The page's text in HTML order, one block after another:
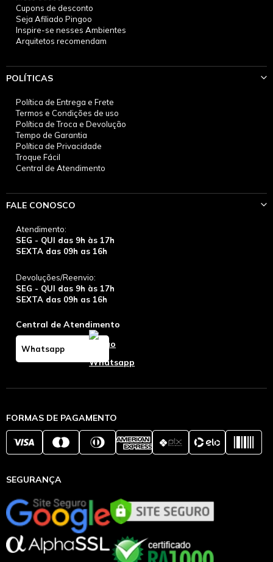
Cupons de desconto
Seja Afiliado Pingoo
Inspire-se nesses Ambientes
Arquitetos recomendam
POLÍTICAS
Política de Entrega e Frete
Termos e Condições de uso
Política de Troca e Devolução
Tempo de Garantia
Política de Privacidade
Troque Fácil
Central de Atendimento
FALE CONOSCO
Atendimento:
SEG - QUI das 9h às 17h
SEXTA das 09h as 16h
Devoluções/Reenvio:
SEG - QUI das 9h às 17h
SEXTA das 09h as 16h
Central de Atendimento
Whatsapp
FORMAS DE PAGAMENTO
SEGURANÇA